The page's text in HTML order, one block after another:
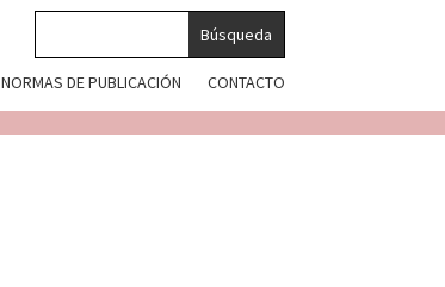
NORMAS DE PUBLICACIÓN CONTACTO